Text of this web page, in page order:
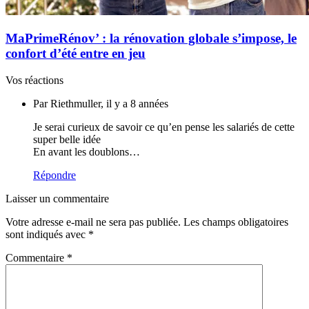
MaPrimeRénov’ : la rénovation globale s’impose, le
confort d’été entre en jeu
Vos réactions
Par Riethmuller, il y a 8 années
Je serai curieux de savoir ce qu’en pense les salariés de cette
super belle idée
En avant les doublons…
Répondre
Laisser un commentaire
Votre adresse e-mail ne sera pas publiée. Les champs obligatoires
sont indiqués avec *
Commentaire *